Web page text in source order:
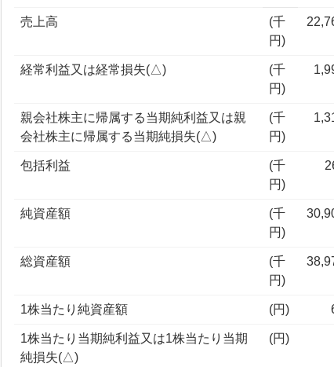
売上高
(千
円)
経常利益又は経常損失(△)
(千
円)
親会社株主に帰属する当期純利益又は親
会社株主に帰属する当期純損失(△)
(千
円)
包括利益
(千
円)
純資産額
(千
円)
総資産額
(千
円)
1株当たり純資産額 (円)
1株当たり当期純利益又は1株当たり当期
純損失(△)
(円)